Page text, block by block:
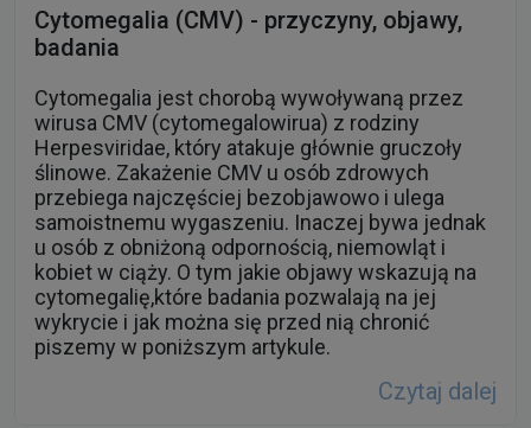
Cytomegalia (CMV) - przyczyny, objawy,
badania
Cytomegalia jest chorobą wywoływaną przez
wirusa CMV (cytomegalowirua) z rodziny
Herpesviridae, który atakuje głównie gruczoły
ślinowe. Zakażenie CMV u osób zdrowych
przebiega najczęściej bezobjawowo i ulega
samoistnemu wygaszeniu. Inaczej bywa jednak
u osób z obniżoną odpornością, niemowląt i
kobiet w ciąży. O tym jakie objawy wskazują na
cytomegalię,które badania pozwalają na jej
wykrycie i jak można się przed nią chronić
piszemy w poniższym artykule.
Czytaj dalej